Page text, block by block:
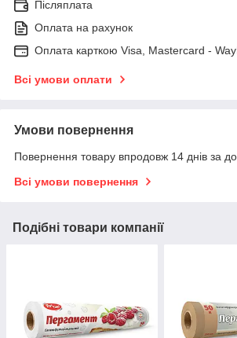
Післяплата
Оплата на рахунок
Оплата карткою Visa, Mastercard -
Всі умови оплати
Умови повернення
Повернення товару впродовж 14 днів за
Всі умови повернення
Подібні товари компанії